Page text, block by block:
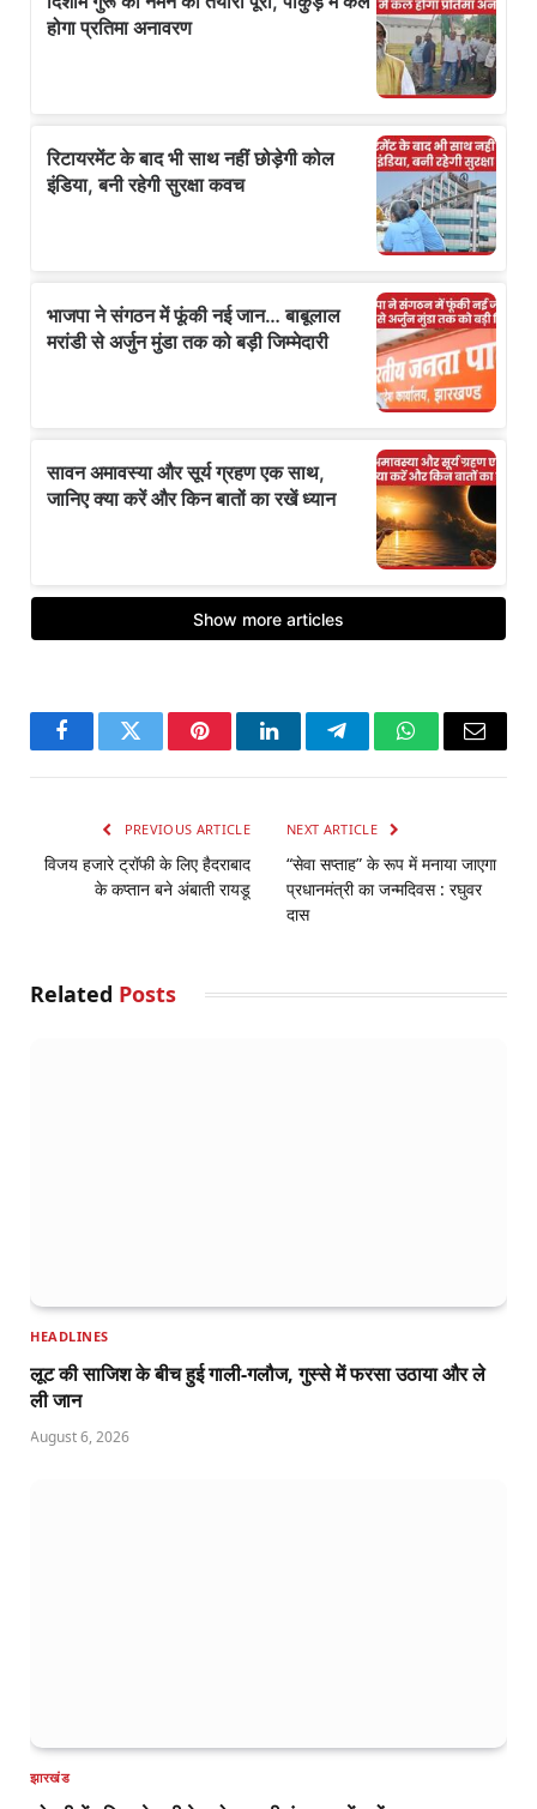
FacebookTwitter PinterestLinkedInTelegramWhatsApp
Email
PREVIOUS ARTICLE
विजय हजारे ट्रॉफी के लिए हैदराबाद
के कप्तान बने अंबाती रायडू
NEXT ARTICLE
“सेवा सप्ताह” के रूप में मनाया जाएगा
प्रधानमंत्री का जन्मदिवस : रघुवर
दास
Related Posts
HEADLINES
लूट की साजिश के बीच हुई गाली-गलौज, गुस्से में फरसा उठाया और ले
ली जान
August 6, 2026
झारखंड